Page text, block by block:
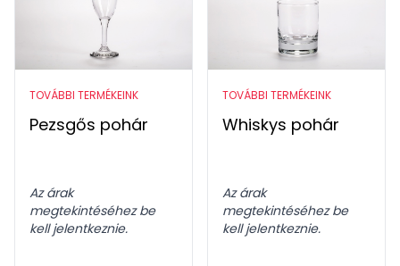
TOVÁBBI TERMÉKEINK
Pezsgős pohár
Az árak
megtekintéséhez be
kell jelentkeznie.
TOVÁBBI TERMÉKEINK
Whiskys pohár
Az árak
megtekintéséhez be
kell jelentkeznie.